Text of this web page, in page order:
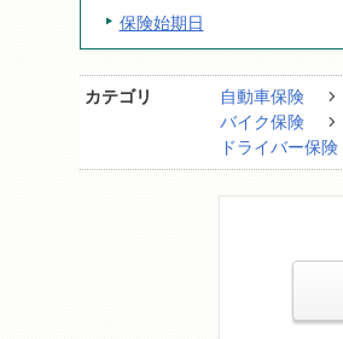
保険始期日
カテゴリ 自動車保険
バイク保険
ドライバー保険